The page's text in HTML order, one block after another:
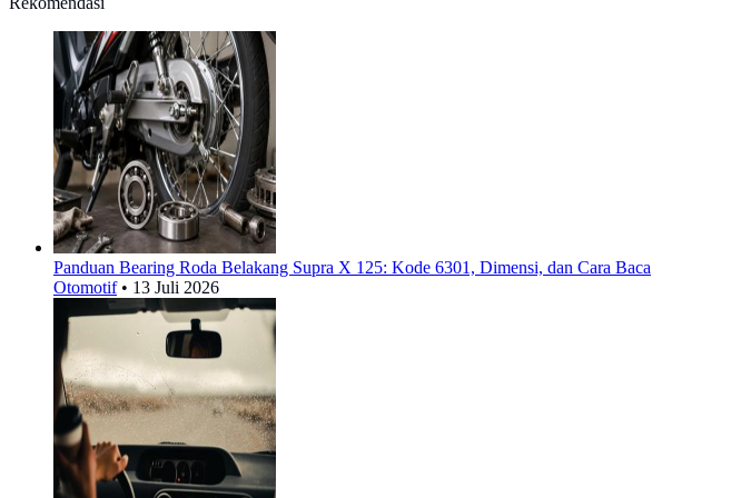
Panduan Bearing Roda Belakang Supra X 125: Kode 6301, Dimensi, dan Cara Baca
Otomotif • 13 Juli 2026